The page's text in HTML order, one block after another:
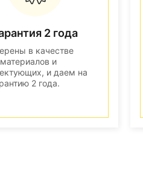
2 года
в качестве
и
и даем на
2 года.